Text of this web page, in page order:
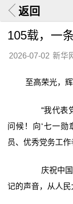
返回
105载，一
2026-07-02 新华
至高荣光，辉
“我代表党
问候！向‘七一勋
员、优秀党务工
庆祝中国
记的声音，从人民